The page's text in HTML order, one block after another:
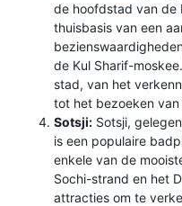
de hoofdstad van de
thuisbasis van een
de Kul Sharif-
stad, van het
tot het bezoeken van
Sotsji: Sotsji,
is een populaire
enkele van de
Sochi-strand en het
attracties om te